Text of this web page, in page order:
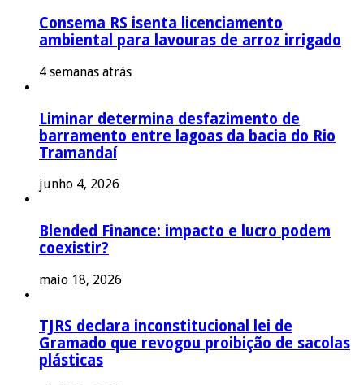
Consema RS isenta licenciamento
ambiental para lavouras de arroz irrigado
4 semanas atrás
Liminar determina desfazimento de
barramento entre lagoas da bacia do Rio
Tramandaí
junho 4, 2026
Blended Finance: impacto e lucro podem
coexistir?
maio 18, 2026
TJRS declara inconstitucional lei de
Gramado que revogou proibição de sacolas
plásticas